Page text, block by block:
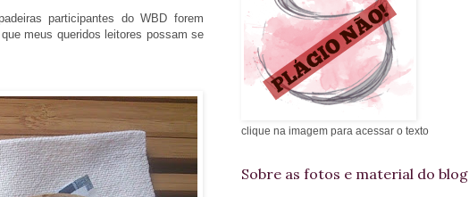
participantes do WBD forem
meus queridos leitores possam se
clique na imagem para acessar o texto
Sobre as fotos e material do blog